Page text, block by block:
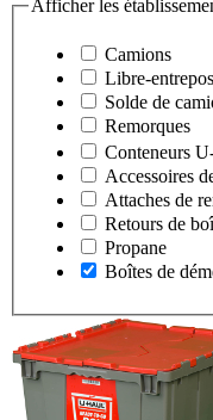
Afficher les
Camions
Libre-
Solde de
Remorques
Conteneurs
Accessoires
Attaches de
Retours de
Propane
Boîtes de